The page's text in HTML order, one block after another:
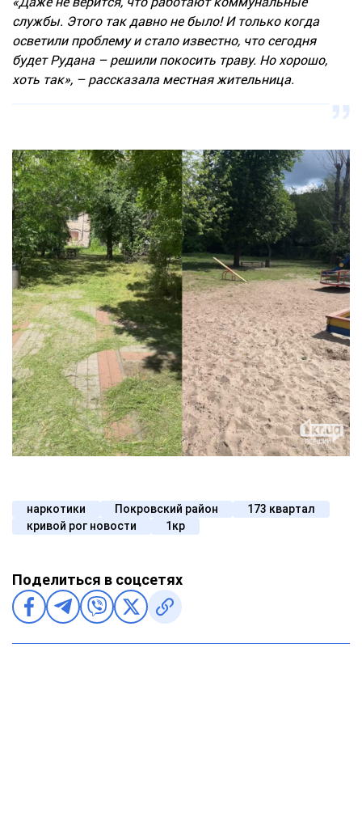
службы. Этого так давно не было! И только когда
осветили проблему и стало известно, что сегодня
будет Рудана – решили покосить траву. Но хорошо,
хоть так», – рассказала местная жительница.
наркотики Покровский район
173 квартал
кривой рог новости
1кр
Поделиться в соцсетях